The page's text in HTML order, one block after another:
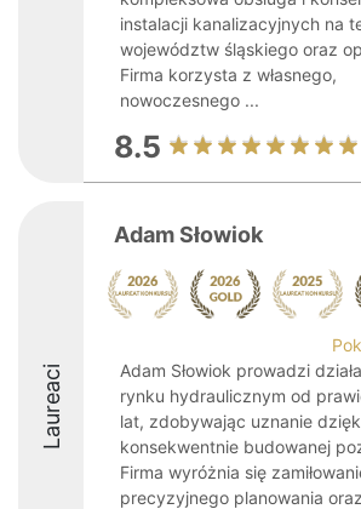
instalacji kanalizacyjnych na
województw śląskiego oraz
Firma korzysta z własnego,
nowoczesnego ...
8.5
Laureaci
Adam Słowiok
Adam Słowiok prowadzi
rynku hydraulicznym od
lat, zdobywając uznanie
konsekwentnie budowanej
Firma wyróżnia się
precyzyjnego planowania oraz